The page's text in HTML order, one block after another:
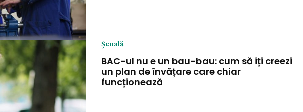
Şcoală
BAC-ul nu e un bau-bau: cum să îți creezi
un plan de învățare care chiar
funcționează